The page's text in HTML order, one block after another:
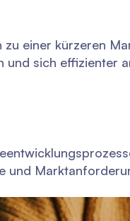
zu einer kürzeren
und sich effizienter
und